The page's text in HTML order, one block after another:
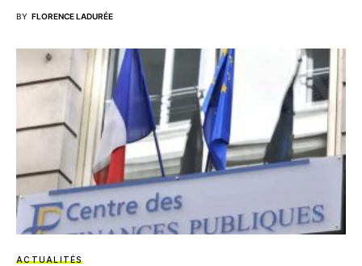
BY FLORENCE LADURÉE
ACTUALITÉS